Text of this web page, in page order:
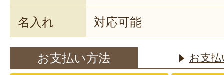
名入れ 対応可能
お支払い方法 お支